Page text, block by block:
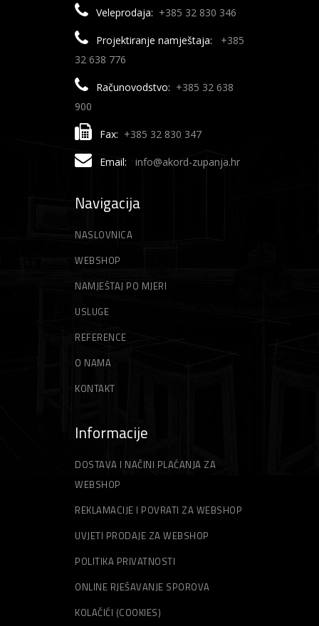
Veleprodaja: +385 32 830 346
Projektiranje namještaja:
+385
32 638 776
Računovodstvo: +385 32 638
900
Fax: +385 32 830 347
Email: info@akord-zupanja.hr
Navigacija
NASLOVNICA
WEBSHOP
NAMJEŠTAJ PO MJERI
USLUGE
REFERENCE
O NAMA
KONTAKT
Informacije
DOSTAVA I NAČINI PLAĆANJA ZA
WEBSHOP
REKLAMACIJE I POVRATI ZA WEBSHOP
UVJETI PRODAJE ZA WEBSHOP
POLITIKA PRIVATNOSTI
ONLINE RJEŠAVANJE SPOROVA
KOLAČIĆI (COOKIES)